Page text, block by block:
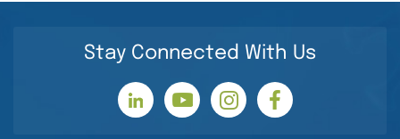
Stay Connected With Us